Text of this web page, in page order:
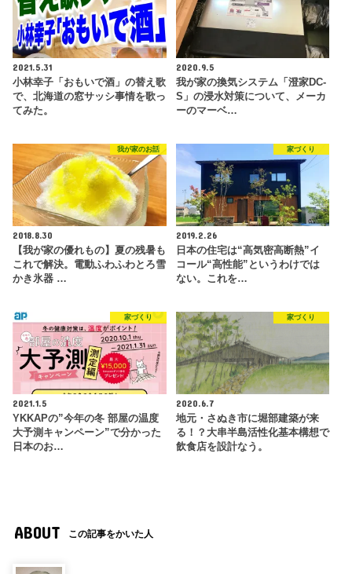
2021.5.31
小林幸子「おもいで酒」の替え歌
で、北海道の窓サッシ事情を歌っ
てみた。
2020.9.5
我が家の換気システム「澄家DC-
S」の浸水対策について、メーカ
ーのマーベ…
我が家のお話
2018.8.30
【我が家の優れもの】夏の残暑も
これで解決。電動ふわふわとろ雪
かき氷器 …
家づくり
2019.2.26
日本の住宅は“高気密高断熱”イ
コール“高性能”というわけでは
ない。これを…
家づくり
2021.1.5
YKKAPの”今年の冬 部屋の温度
大予測キャンペーン”で分かった
日本のお…
家づくり
2020.6.7
地元・さぬき市に堀部建築が来
る！？大串半島活性化基本構想で
飲食店を設計なう。
ABOUT この記事をかいた人